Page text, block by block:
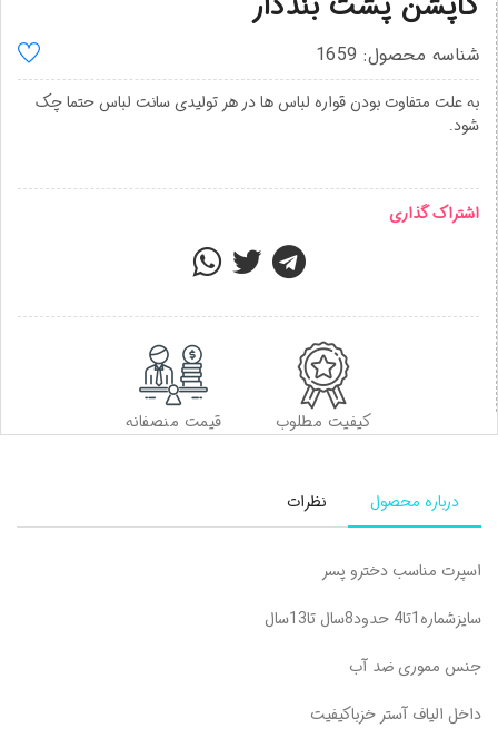
شناسه محصول: 1659
به علت متفاوت بودن قواره لباس ها در هر تولیدی سانت لباس حتما چک
شود.
اشتراک گذاری
قیمت منصفانه کیفیت مطلوب
درباره محصول نظرات
اسپرت مناسب دخترو پسر
سایزشماره1تا4 حدود8سال تا13سال
جنس مموری ضد آب
داخل الیاف آستر خزباکیفیت